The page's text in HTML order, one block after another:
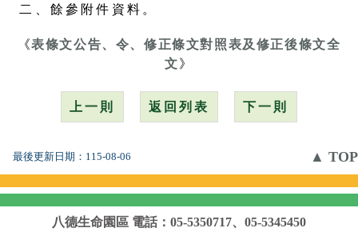
二、餘參附件資料。
《表條文公告、令、修正條文對照表及修正後條文全
文》
上一則 返回列表 下一則
最後更新日期： 115-08-06 ▲ TOP
八德生命園區 電話：05-5350717、05-5345450